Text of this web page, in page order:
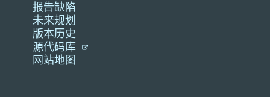
报告缺陷
未来规划
版本历史
源代码库
网站地图